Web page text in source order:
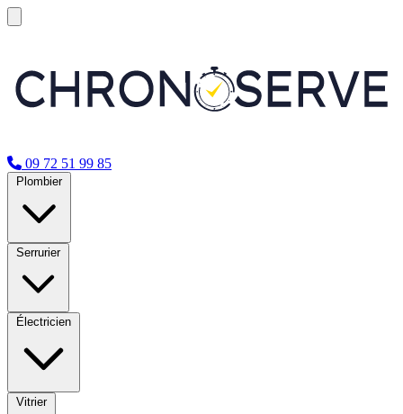
09 72 51 99 85
Plombier
Serrurier
Électricien
Vitrier